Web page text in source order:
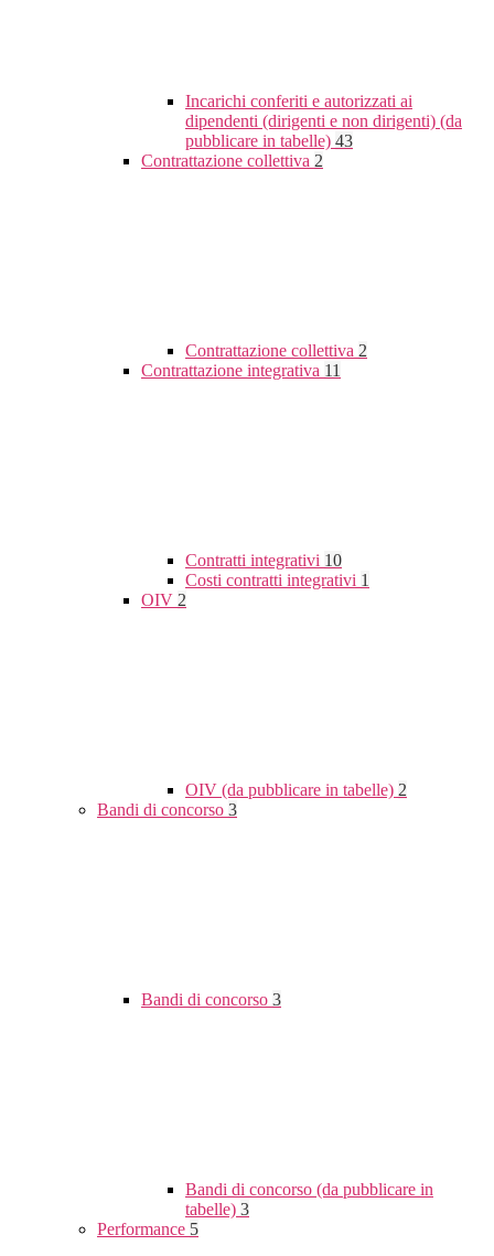
Incarichi conferiti e autorizzati ai
dipendenti (dirigenti e non dirigenti) (da
pubblicare in tabelle) 43
Contrattazione collettiva 2
Contrattazione collettiva 2
Contrattazione integrativa 11
Contratti integrativi 10
Costi contratti integrativi 1
OIV 2
OIV (da pubblicare in tabelle) 2
Bandi di concorso 3
Bandi di concorso 3
Bandi di concorso (da pubblicare in
tabelle) 3
Performance 5